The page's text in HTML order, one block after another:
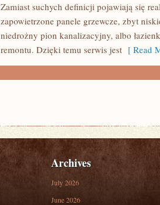
Zamiast suchych definicji pojawiają się
zapowietrzone panele grzewcze, zbyt
niedrożny pion kanalizacyjny, albo
remontu. Dzięki temu serwis jest [ Read
Archives
July 2026
June 2026